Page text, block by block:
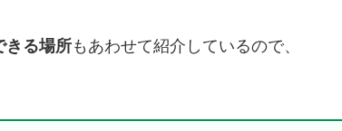
きる場所もあわせて紹介しているので、